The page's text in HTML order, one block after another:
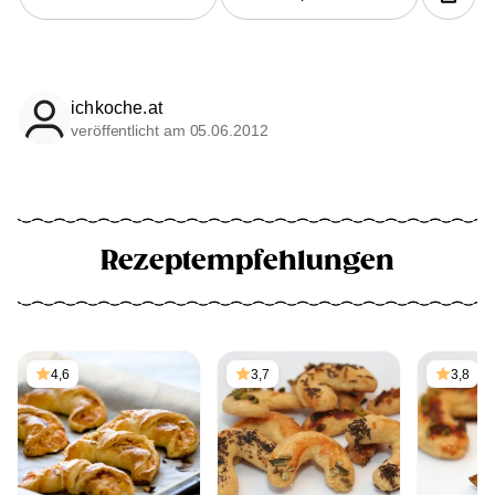
ichkoche.at
veröffentlicht am 05.06.2012
Rezeptempfehlungen
4,6 3,7 3,8